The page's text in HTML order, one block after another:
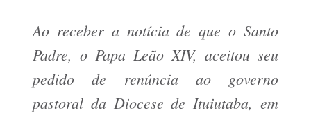
Ao receber a notícia de que o Santo
Padre, o Papa Leão XIV, aceitou seu
pedido de renúncia ao governo
pastoral da Diocese de Ituiutaba, em